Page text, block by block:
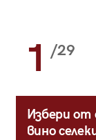
1 /29
Избери от
вино